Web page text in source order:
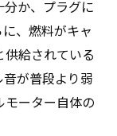
か、プラグに
、燃料がキャ
給されている
が普段より弱
モーター自体の